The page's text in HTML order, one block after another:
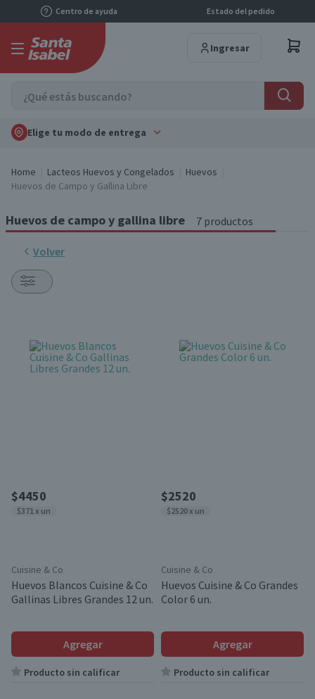
Centro de ayuda Estado del pedido
Ingresar
Elige tu modo de entrega
Home Lacteos Huevos y Congelados
Huevos
Huevos de Campo y Gallina Libre
Huevos de campo y gallina libre 7 productos
Volver
$4450
$371 x un
Cuisine & Co
Huevos Blancos Cuisine & Co
Gallinas Libres Grandes 12 un.
Agregar
Producto sin calificar
$2520
$2520 x un
Cuisine & Co
Huevos Cuisine & Co Grandes
Color 6 un.
Agregar
Producto sin calificar